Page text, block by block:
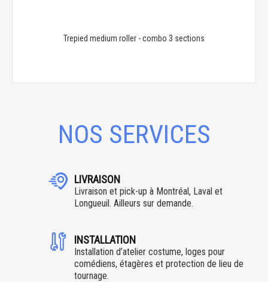
Trepied medium roller - combo 3 sections
NOS SERVICES
LIVRAISON
Livraison et pick-up à Montréal, Laval et
Longueuil. Ailleurs sur demande.
INSTALLATION
Installation d’atelier costume, loges pour
comédiens, étagères et protection de lieu de
tournage.